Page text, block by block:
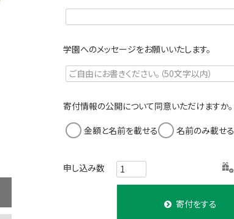
学園へのメッセージをお願いいたします。
寄付情報の公開について同意いただけますか。
金額と名前を載せる 名前のみ載せる
寄付をする